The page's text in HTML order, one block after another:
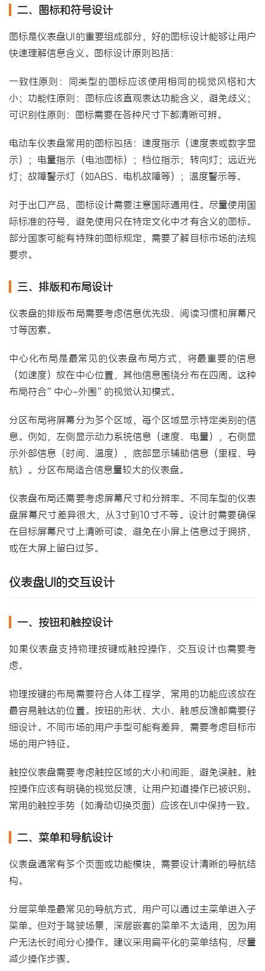
二、图标和符号设计
图标是仪表盘UI的重要组成部分，好的图标设计能够让用户
快速理解信息含义。图标设计原则包括：
一致性原则：同类型的图标应该使用相同的视觉风格和大
小；功能性原则：图标应该直观表达功能含义，避免歧义；
可识别性原则：图标需要在各种尺寸下都清晰可辨。
电动车仪表盘常用的图标包括：速度指示（速度表或数字显
示）；电量指示（电池图标）；档位指示；转向灯；远近光
灯；故障警示灯（如ABS、电机故障等）；温度警示等。
对于出口产品，图标设计需要注意国际通用性。尽量使用国
际标准的符号，避免使用只在特定文化中才有含义的图标。
部分国家可能有特殊的图标规定，需要了解目标市场的法规
要求。
三、排版和布局设计
仪表盘的排版布局需要考虑信息优先级、阅读习惯和屏幕尺
寸等因素。
中心化布局是最常见的仪表盘布局方式，将最重要的信息
（如速度）放在中心位置，其他信息围绕分布在四周。这种
布局符合”中心-外围”的视觉认知模式。
分区布局将屏幕分为多个区域，每个区域显示特定类别的信
息。例如，左侧显示动力系统信息（速度、电量），右侧显
示外部信息（时间、温度），底部显示辅助信息（里程、导
航）。分区布局适合信息量较大的仪表盘。
仪表盘布局还需要考虑屏幕尺寸和分辨率。不同车型的仪表
盘屏幕尺寸差异很大，从3寸到10寸不等。设计时需要确保
在目标屏幕尺寸上清晰可读，避免在小屏上信息过于拥挤，
或在大屏上留白过多。
仪表盘UI的交互设计
一、按钮和触控设计
如果仪表盘支持物理按键或触控操作，交互设计也需要考
虑。
物理按键的布局需要符合人体工程学，常用的功能应该放在
最容易触达的位置。按钮的形状、大小、触感反馈都需要仔
细设计。不同市场的用户手型可能有差异，需要考虑目标市
场的用户特征。
触控仪表盘需要考虑触控区域的大小和间距，避免误触。触
控操作应该有明确的视觉反馈，让用户知道操作已被识别。
常用的触控手势（如滑动切换页面）应该在UI中保持一致。
二、菜单和导航设计
仪表盘通常有多个页面或功能模块，需要设计清晰的导航结
构。
分层菜单是最常见的导航方式，用户可以通过主菜单进入子
菜单。但对于驾驶场景，深层嵌套的菜单不太适用，因为用
户无法长时间分心操作。建议采用扁平化的菜单结构，尽量
减少操作步骤。